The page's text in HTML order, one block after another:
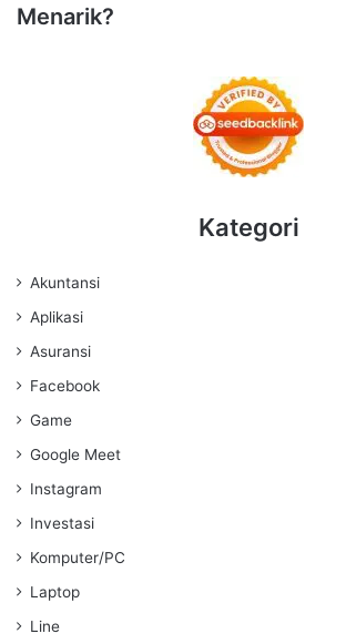
Menarik?
Kategori
Akuntansi
Aplikasi
Asuransi
Facebook
Game
Google Meet
Instagram
Investasi
Komputer/PC
Laptop
Line